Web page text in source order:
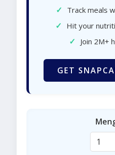
✓ Track meals
✓ Hit your
✓ Join 2M+
GET